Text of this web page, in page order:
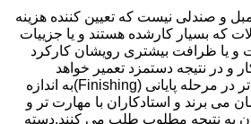
مبل و صندلی نیست که تعیین کننده هزینه
که بسیار کارشده هستند و یا جزییات
و یا ظرافت بیشتری رویشان کارکرد
و در نتیجه دستمزد تعمیر خواهد
بود.برخی کارهای ظریف تر در مرحله پایانی (Finishing)به اندازه
می برند و استادکاران با مهارت تر و
به نتیجه مطلوب طلب می کنند.دسته